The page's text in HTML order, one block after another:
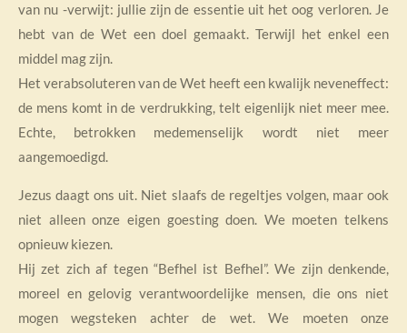
van nu -verwijt: jullie zijn de essentie uit het oog verloren. Je
hebt van de Wet een doel gemaakt. Terwijl het enkel een
middel mag zijn.
Het verabsoluteren van de Wet heeft een kwalijk neveneffect:
de mens komt in de verdrukking, telt eigenlijk niet meer mee.
Echte, betrokken medemenselijk wordt niet meer
aangemoedigd.
Jezus daagt ons uit. Niet slaafs de regeltjes volgen, maar ook
niet alleen onze eigen goesting doen. We moeten telkens
opnieuw kiezen.
Hij zet zich af tegen “Befhel ist Befhel”. We zijn denkende,
moreel en gelovig verantwoordelijke mensen, die ons niet
mogen wegsteken achter de wet. We moeten onze